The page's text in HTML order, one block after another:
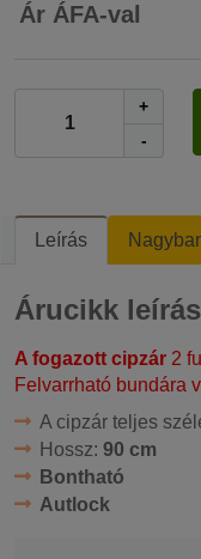
Ár ÁFA-val
+
-
Leírás
Árucikk
A fogazott cipzár 2
Felvarrható bundára
A cipzár teljes
Hossz: 90 cm
Bontható
Autlock